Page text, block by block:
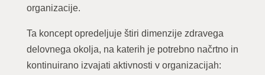
organizacije.
Ta koncept opredeljuje štiri dimenzije zdravega
delovnega okolja, na katerih je potrebno načrtno in
kontinuirano izvajati aktivnosti v organizacijah: